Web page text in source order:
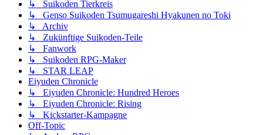
↳ Suikoden Tierkreis
↳ Genso Suikoden Tsumugareshi Hyakunen no Toki
↳ Archiv
↳ Zukünftige Suikoden-Teile
↳ Fanwork
↳ Suikoden RPG-Maker
↳ STAR LEAP
Eiyuden Chronicle
↳ Eiyuden Chronicle: Hundred Heroes
↳ Eiyuden Chronicle: Rising
↳ Kickstarter-Kampagne
Off-Topic